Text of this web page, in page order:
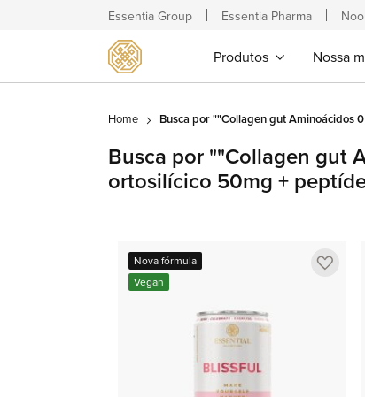
Produtos Nossa
Home Busca por ""Collagen gut Aminoácidos
Busca por ""Collagen gut
ortosilícico 50mg +
Nova fórmula
Vegan
Essentia Group Essentia Pharma